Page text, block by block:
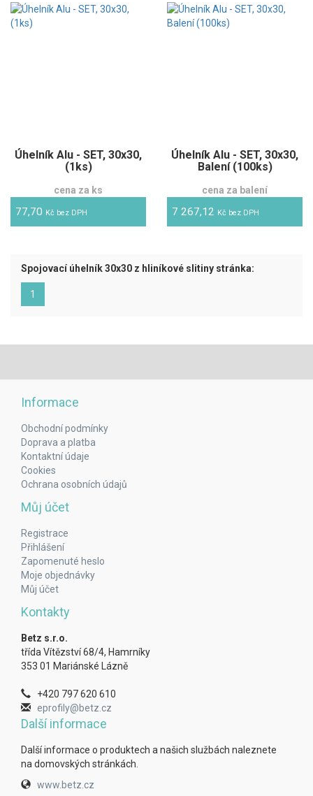
Úhelník Alu - SET, 30x30,
(1ks)
cena za ks
77,70 Kč bez DPH
Úhelník Alu - SET, 30x30,
Balení (100ks)
cena za balení
7 267,12 Kč bez DPH
Spojovací úhelník 30x30 z hliníkové slitiny stránka:
1
Informace
Obchodní podmínky
Doprava a platba
Kontaktní údaje
Cookies
Ochrana osobních údajů
Můj účet
Registrace
Přihlášení
Zapomenuté heslo
Moje objednávky
Můj účet
Kontakty
Betz s.r.o.
třída Vítězství 68/4, Hamrníky
353 01 Mariánské Lázně
+420 797 620 610
eprofily@betz.cz
Další informace
Další informace o produktech a našich službách naleznete
na domovských stránkách.
www.betz.cz